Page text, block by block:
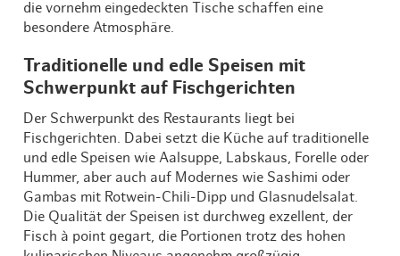
die vornehm eingedeckten Tische schaffen eine
besondere Atmosphäre.
Traditionelle und edle Speisen mit
Schwerpunkt auf Fischgerichten
Der Schwerpunkt des Restaurants liegt bei
Fischgerichten. Dabei setzt die Küche auf traditionelle
und edle Speisen wie Aalsuppe, Labskaus, Forelle oder
Hummer, aber auch auf Modernes wie Sashimi oder
Gambas mit Rotwein-Chili-Dipp und Glasnudelsalat.
Die Qualität der Speisen ist durchweg exzellent, der
Fisch à point gegart, die Portionen trotz des hohen